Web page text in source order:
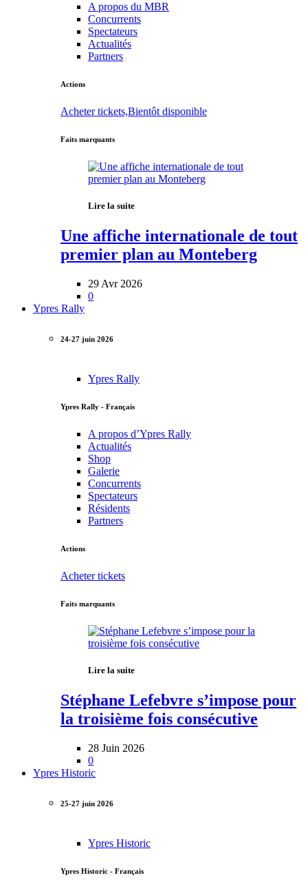
A propos du MBR
Concurrents
Spectateurs
Actualités
Partners
Actions
Acheter tickets,Bientôt disponible
Faits marquants
Lire la suite
Une affiche internationale de tout
premier plan au Monteberg
29 Avr 2026
0
Ypres Rally
24-27 juin 2026
Ypres Rally
Ypres Rally - Français
A propos d’Ypres Rally
Actualités
Shop
Galerie
Concurrents
Spectateurs
Résidents
Partners
Actions
Acheter tickets
Faits marquants
Lire la suite
Stéphane Lefebvre s’impose pour
la troisième fois consécutive
28 Juin 2026
0
Ypres Historic
25-27 juin 2026
Ypres Historic
Ypres Historic - Français